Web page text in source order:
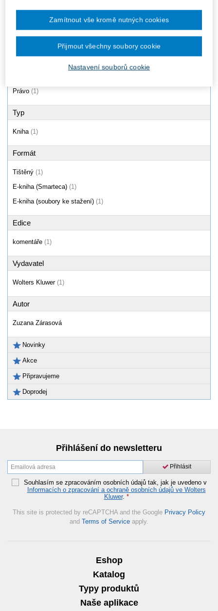
Právo (1)
Typ
Kniha (1)
Formát
Tištěný (1)
E-kniha (Smarteca) (1)
E-kniha (soubory ke stažení) (1)
Edice
komentáře (1)
Vydavatel
Wolters Kluwer (1)
Autor
Zuzana Zárasová
Novinky
Akce
Připravujeme
Doprodej
Přihlášení do newsletteru
Přihlásit
Souhlasím se zpracováním osobních údajů tak, jak je uvedeno v
Informacích o zpracování a ochraně osobních údajů ve Wolters
Kluwer. *
This site is protected by reCAPTCHA and the Google Privacy Policy
and Terms of Service apply.
Eshop
Katalog
Typy produktů
Naše aplikace
Nastavení souborů cookie
Zamítnout vše kromě nutných cookies
Přijmout všechny soubory cookie